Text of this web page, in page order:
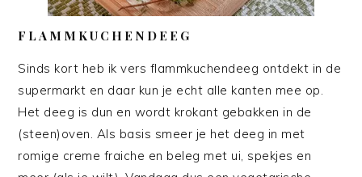
FLAMMKUCHENDEEG
Sinds kort heb ik vers flammkuchendeeg ontdekt in de
supermarkt en daar kun je echt alle kanten mee op.
Het deeg is dun en wordt krokant gebakken in de
(steen)oven. Als basis smeer je het deeg in met
romige creme fraiche en beleg met ui, spekjes en